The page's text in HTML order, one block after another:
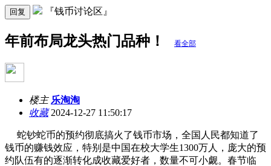
回复 『钱币讨论区』
年前布局龙头热门品种！ 看全部
楼主 乐淘淘
收藏2024-12-27 11:50:17
蛇钞蛇币的预约彻底搞火了钱币市场，全国人民都知道了
钱币的赚钱效应，特别是中国在校大学生1300万人，庞大的预
约队伍有的逐渐转化成收藏爱好者，数量不可小觑。春节临